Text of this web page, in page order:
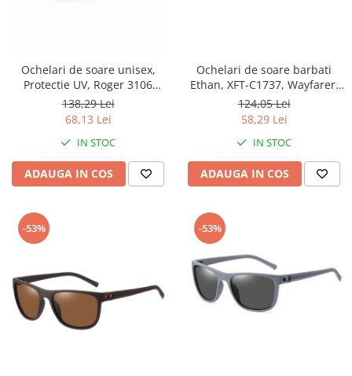
Ochelari de soare unisex,
Protectie UV, Roger 3106
Sport,Ciclism, Negru
138,29 Lei
68,13 Lei
IN STOC
ADAUGA IN COS
Ochelari de soare barbati
Ethan, XFT-C1737, Wayfarer,
Polarizati, Negru
124,05 Lei
58,29 Lei
IN STOC
ADAUGA IN COS
-53% -53%